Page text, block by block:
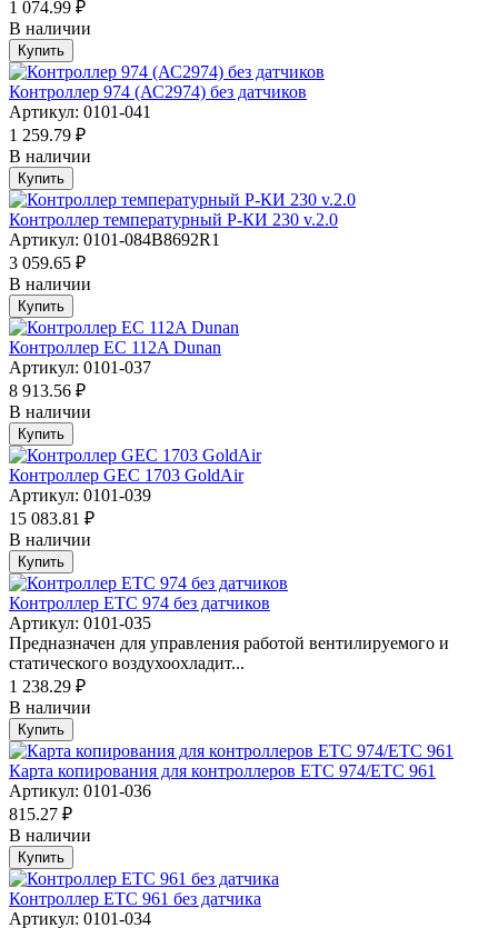
1 074.99 ₽
В наличии
Купить
Контроллер 974 (АС2974) без датчиков
Артикул: 0101-041
1 259.79 ₽
В наличии
Купить
Контроллер температурный Р-КИ 230 v.2.0
Артикул: 0101-084B8692R1
3 059.65 ₽
В наличии
Купить
Контроллер EC 112A Dunan
Артикул: 0101-037
8 913.56 ₽
В наличии
Купить
Контроллер GEC 1703 GoldAir
Артикул: 0101-039
15 083.81 ₽
В наличии
Купить
Контроллер ETC 974 без датчиков
Артикул: 0101-035
Предназначен для управления работой вентилируемого и
статического воздухоохладит...
1 238.29 ₽
В наличии
Купить
Карта копирования для контроллеров ETC 974/ETC 961
Артикул: 0101-036
815.27 ₽
В наличии
Купить
Контроллер ETC 961 без датчика
Артикул: 0101-034